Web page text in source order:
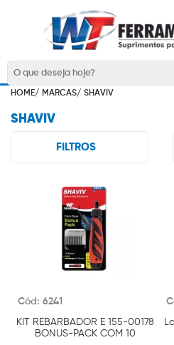
HOME/ MARCAS/ SHAVIV
SHAVIV
FILTROS
Cód: 6241
KIT REBARBADOR E 155-00178
BONUS-PACK COM 10